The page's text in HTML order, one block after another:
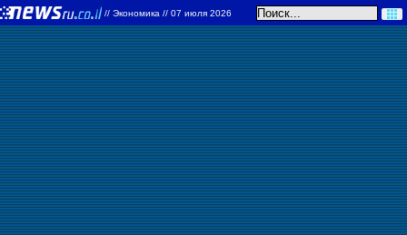
// Экономика // 07 июля 2026